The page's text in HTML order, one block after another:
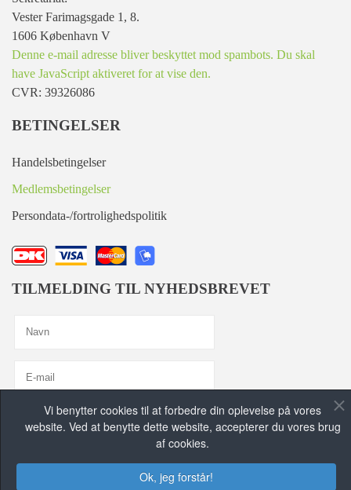
Vi benytter cookies til at forbedre din oplevelse på vores
website. Ved at benytte dette website, accepterer du vores brug
af cookies.
Ok, jeg forstår!
Vester Farimagsgade 1, 8.
1606 København V
Denne e-mail adresse bliver beskyttet mod spambots. Du skal
have JavaScript aktiveret for at vise den.
CVR: 39326086
BETINGELSER
Handelsbetingelser
Medlemsbetingelser
Persondata-/fortrolighedspolitik
TILMELDING TIL NYHEDSBREVET
Jeg er enig medPrivatlivspolitik